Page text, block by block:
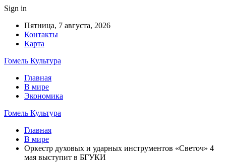
Sign in
Пятница, 7 августа, 2026
Контакты
Карта
Гомель Культура
Главная
В мире
Экономика
Гомель Культура
Главная
В мире
Оркестр духовых и ударных инструментов «Светоч» 4
мая выступит в БГУКИ